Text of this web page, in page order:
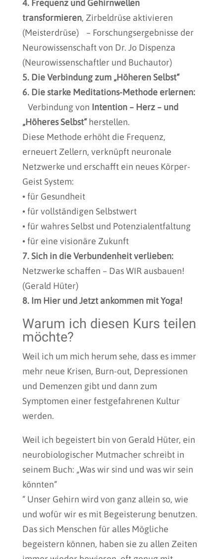
4. Frequenz und Gehirnwellen
transformieren, Zirbeldrüse aktivieren
(Meisterdrüse) – Forschungsergebnisse der
Neurowissenschaft von Dr. Jo Dispenza
(Neurowissenschaftler und Buchautor)
5. Die Verbindung zum „Höheren Selbst“
6. Die starke Meditations-Methode erlernen:
Verbindung von Intention – Herz – und
„Höheres Selbst“herstellen.
Diese Methode erhöht die Frequenz,
erneuert Zellern, verknüpft neuronale
Netzwerke und erschafft ein neues Körper-
Geist System:
• für Gesundheit
• für vollständigen Selbstwert
• für wahres Selbst und Potenzialentfaltung
• für eine visionäre Zukunft
7. Sich in die Verbundenheit verlieben:
Netzwerke schaffen – Das WIR ausbauen!
(Gerald Hüter)
8. Im Hier und Jetzt ankommen mit Yoga!
Warum ich diesen Kurs teilen
möchte?
Weil ich um mich herum sehe, dass es immer
mehr neue Krisen, Burn-out, Depressionen
und Demenzen gibt und dann zum
Symptomen einer festgefahrenen Kultur
werden.
Weil ich begeistert bin von Gerald Hüter, ein
neurobiologischer Mutmacher schreibt in
seinem Buch: „Was wir sind und was wir sein
könnten“
“ Unser Gehirn wird von ganz allein so, wie
und wofür wir es mit Begeisterung benutzen.
Das sich Menschen für alles Mögliche
begeistern können, haben sie zu allen Zeiten